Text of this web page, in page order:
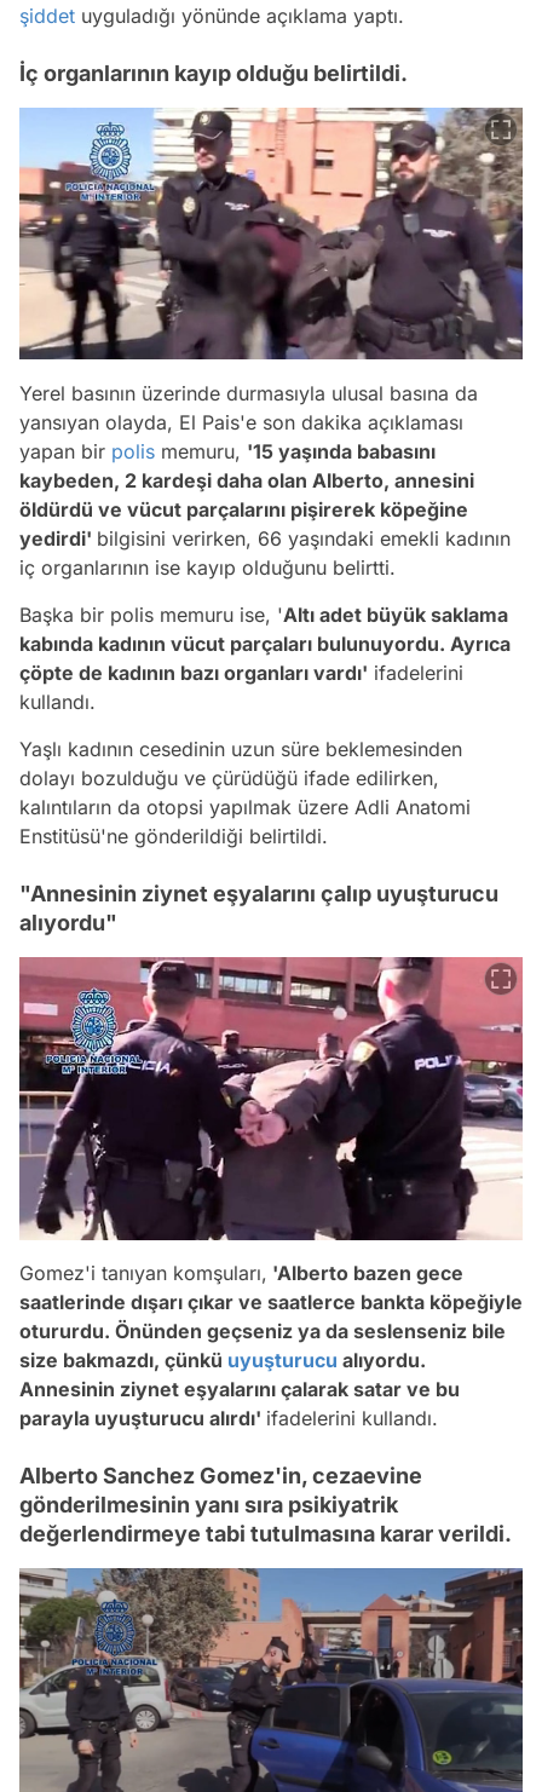
şiddet uyguladığı yönünde açıklama yaptı.
İç organlarının kayıp olduğu belirtildi.
Yerel basının üzerinde durmasıyla ulusal basına da
yansıyan olayda, El Pais'e son dakika açıklaması
yapan bir polis memuru, '15 yaşında babasını
kaybeden, 2 kardeşi daha olan Alberto, annesini
öldürdü ve vücut parçalarını pişirerek köpeğine
yedirdi' bilgisini verirken, 66 yaşındaki emekli kadının
iç organlarının ise kayıp olduğunu belirtti.
Başka bir polis memuru ise, 'Altı adet büyük saklama
kabında kadının vücut parçaları bulunuyordu. Ayrıca
çöpte de kadının bazı organları vardı' ifadelerini
kullandı.
Yaşlı kadının cesedinin uzun süre beklemesinden
dolayı bozulduğu ve çürüdüğü ifade edilirken,
kalıntıların da otopsi yapılmak üzere Adli Anatomi
Enstitüsü'ne gönderildiği belirtildi.
"Annesinin ziynet eşyalarını çalıp uyuşturucu
alıyordu"
Gomez'i tanıyan komşuları, 'Alberto bazen gece
saatlerinde dışarı çıkar ve saatlerce bankta köpeğiyle
otururdu. Önünden geçseniz ya da seslenseniz bile
size bakmazdı, çünkü uyuşturucu alıyordu.
Annesinin ziynet eşyalarını çalarak satar ve bu
parayla uyuşturucu alırdı' ifadelerini kullandı.
Alberto Sanchez Gomez'in, cezaevine
gönderilmesinin yanı sıra psikiyatrik
değerlendirmeye tabi tutulmasına karar verildi.
Video